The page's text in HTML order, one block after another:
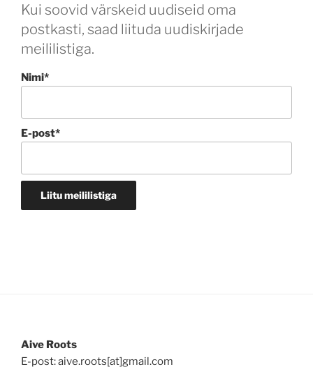
Kui soovid värskeid uudiseid oma
postkasti, saad liituda uudiskirjade
meililistiga.
Nimi*
E-post*
Aive Roots
E-post: aive.roots[at]gmail.com